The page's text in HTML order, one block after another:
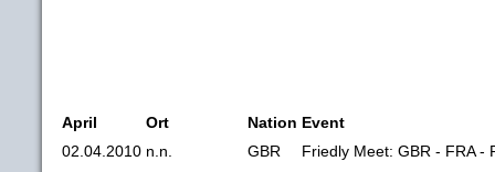
April Ort Nation Event
02.04.2010 n.n. GBR Friedly Meet: GBR - FRA -